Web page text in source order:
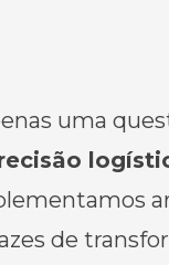
uma
de